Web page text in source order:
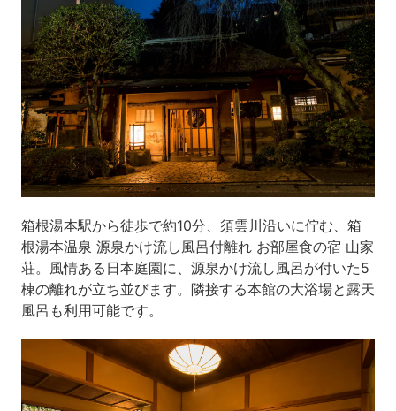
箱根湯本駅から徒歩で約10分、須雲川沿いに佇む、箱
根湯本温泉 源泉かけ流し風呂付離れ お部屋食の宿 山家
荘。風情ある日本庭園に、源泉かけ流し風呂が付いた5
棟の離れが立ち並びます。隣接する本館の大浴場と露天
風呂も利用可能です。